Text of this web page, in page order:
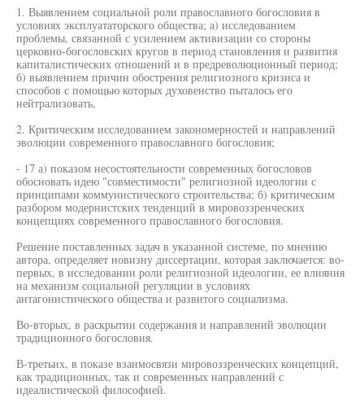
1. Выявлением социальной роли православного богословия в
условиях эксплуататорского общества; а) исследованием
проблемы, связанной с усилением активизации со стороны
церковно-богословских кругов в период становления и развития
капиталистических отношений и в предреволюционный период;
б) выявлением причин обострения религиозного кризиса и
способов с помощью которых духовенство пыталось его
нейтрализовать,
2. Критическим исследованием закономерностей и направлений
эволюции современного православного богословия;
- 17 а) показом несостоятельности современных богословов
обосновать идею "совместимости" религиозной идеологии с
принципами коммунистического строительства; б) критическим
разбором модернистских тенденций в мировоззренческих
концепциях современного православного богословия.
Решение поставленных задач в указанной системе, по мнению
автора, определяет новизну диссертации, которая заключается: во-
первых, в исследовании роли религиозной идеологии, ее влияния
на механизм социальной регуляции в условиях
антагонистического общества и развитого социализма.
Во-вторых, в раскрытии содержания и направлений эволюции
традиционного богословия.
В-третьих, в показе взаимосвязи мировоззренческих концепций,
как традиционных, так и современных направлений с
идеалистической философией.